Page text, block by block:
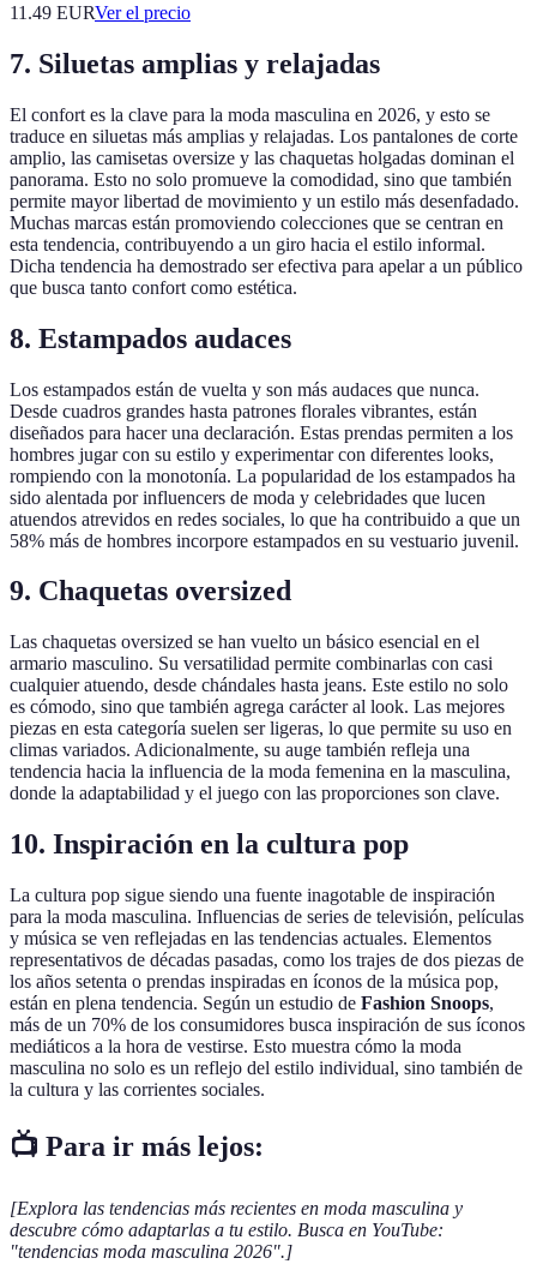
11.49 EURVer el precio
7. Siluetas amplias y relajadas
El confort es la clave para la moda masculina en 2026, y esto se
traduce en siluetas más amplias y relajadas. Los pantalones de corte
amplio, las camisetas oversize y las chaquetas holgadas dominan el
panorama. Esto no solo promueve la comodidad, sino que también
permite mayor libertad de movimiento y un estilo más desenfadado.
Muchas marcas están promoviendo colecciones que se centran en
esta tendencia, contribuyendo a un giro hacia el estilo informal.
Dicha tendencia ha demostrado ser efectiva para apelar a un público
que busca tanto confort como estética.
8. Estampados audaces
Los estampados están de vuelta y son más audaces que nunca.
Desde cuadros grandes hasta patrones florales vibrantes, están
diseñados para hacer una declaración. Estas prendas permiten a los
hombres jugar con su estilo y experimentar con diferentes looks,
rompiendo con la monotonía. La popularidad de los estampados ha
sido alentada por influencers de moda y celebridades que lucen
atuendos atrevidos en redes sociales, lo que ha contribuido a que un
58% más de hombres incorpore estampados en su vestuario juvenil.
9. Chaquetas oversized
Las chaquetas oversized se han vuelto un básico esencial en el
armario masculino. Su versatilidad permite combinarlas con casi
cualquier atuendo, desde chándales hasta jeans. Este estilo no solo
es cómodo, sino que también agrega carácter al look. Las mejores
piezas en esta categoría suelen ser ligeras, lo que permite su uso en
climas variados. Adicionalmente, su auge también refleja una
tendencia hacia la influencia de la moda femenina en la masculina,
donde la adaptabilidad y el juego con las proporciones son clave.
10. Inspiración en la cultura pop
La cultura pop sigue siendo una fuente inagotable de inspiración
para la moda masculina. Influencias de series de televisión, películas
y música se ven reflejadas en las tendencias actuales. Elementos
representativos de décadas pasadas, como los trajes de dos piezas de
los años setenta o prendas inspiradas en íconos de la música pop,
están en plena tendencia. Según un estudio de Fashion Snoops,
más de un 70% de los consumidores busca inspiración de sus íconos
mediáticos a la hora de vestirse. Esto muestra cómo la moda
masculina no solo es un reflejo del estilo individual, sino también de
la cultura y las corrientes sociales.
📺 Para ir más lejos:
[Explora las tendencias más recientes en moda masculina y
descubre cómo adaptarlas a tu estilo. Busca en YouTube:
"tendencias moda masculina 2026".]